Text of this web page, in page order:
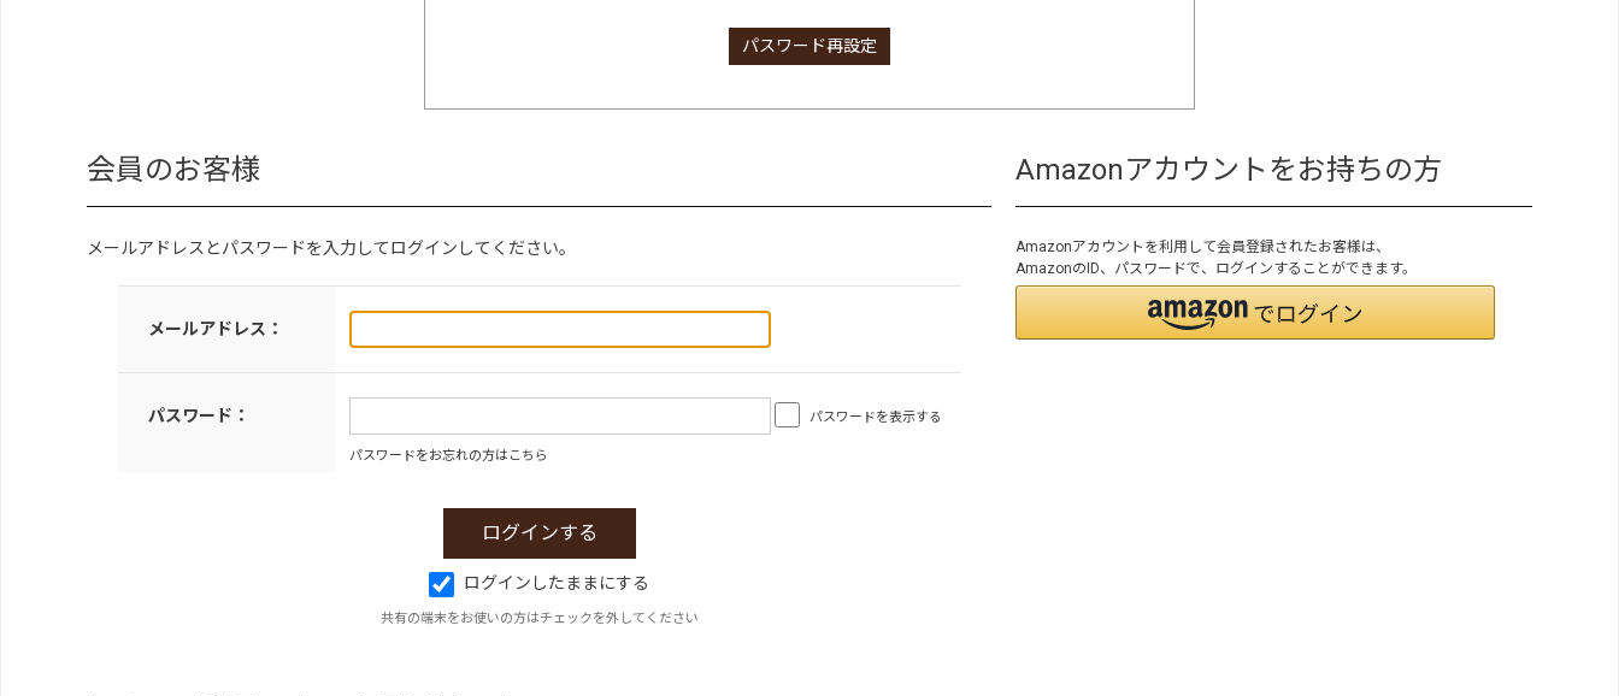
パスワード再設定
会員のお客様
メールアドレスとパスワードを入力してログインしてください。
メールアドレス：
パスワード： パスワードを表示する
パスワードをお忘れの方はこちら
ログインしたままにする
共有の端末をお使いの方はチェックを外してください
Amazonアカウントをお持ちの方
Amazonアカウントを利用して会員登録されたお客様は、
AmazonのID、パスワードで、ログインすることができます。